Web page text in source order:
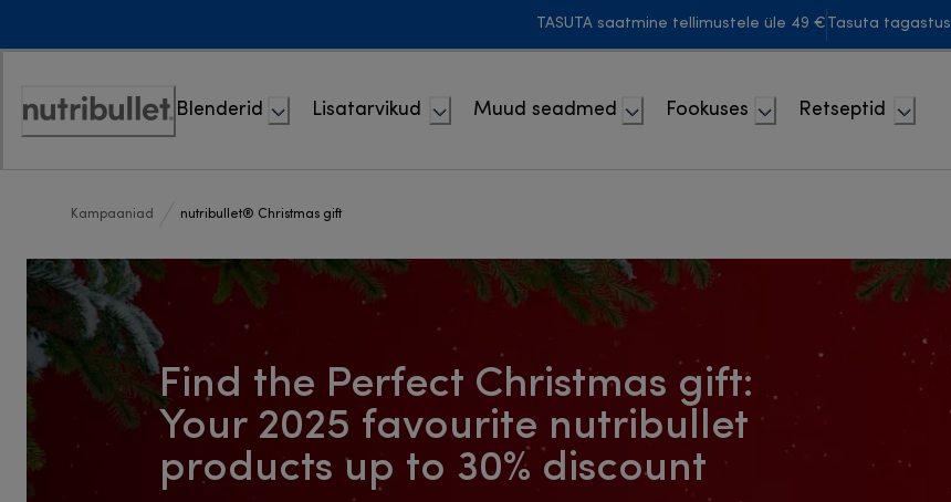
TASUTA saatmine tellimustele üle 49 € Tasuta tagastus
Accessibility
Blenderid Lisatarvikud Muud seadmed Fookuses Retseptid
Kampaaniad nutribullet® Christmas gift
Find the Perfect Christmas gift:
Your 2025 favourite nutribullet
products up to 30% discount